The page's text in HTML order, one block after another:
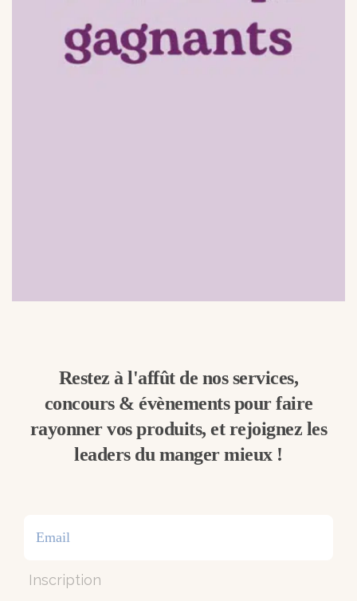
Restez à l'affût de nos services,
concours & évènements pour faire
rayonner vos produits, et rejoignez les
leaders du manger mieux !
Inscription